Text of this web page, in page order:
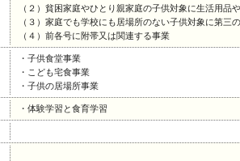
（２）貧困家庭やひとり親家庭の子供対象に生活用品
（３）家庭でも学校にも居場所のない子供対象に第三
（４）前各号に附帯又は関連する事業
・子供食堂事業
・こども宅食事業
・子供の居場所事業
・体験学習と食育学習